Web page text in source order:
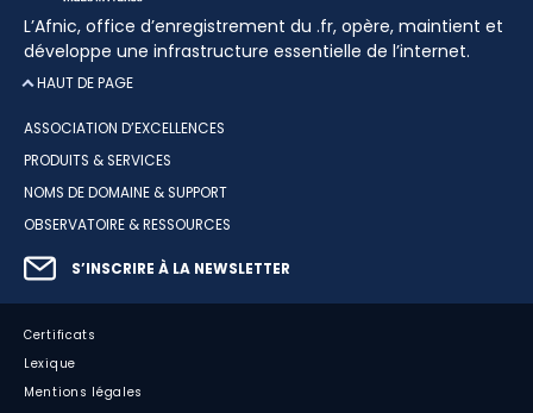
L’Afnic, office d’enregistrement du .fr, opère, maintient et
développe une infrastructure essentielle de l’internet.
HAUT DE PAGE
ASSOCIATION D’EXCELLENCES
PRODUITS & SERVICES
NOMS DE DOMAINE & SUPPORT
OBSERVATOIRE & RESSOURCES
S’INSCRIRE À LA NEWSLETTER
Certificats
Lexique
Mentions légales